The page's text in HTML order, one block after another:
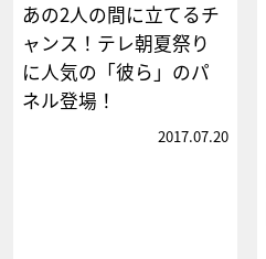
あの2人の間に立てるチ
ャンス！テレ朝夏祭り
に人気の「彼ら」のパ
ネル登場！
2017.07.20